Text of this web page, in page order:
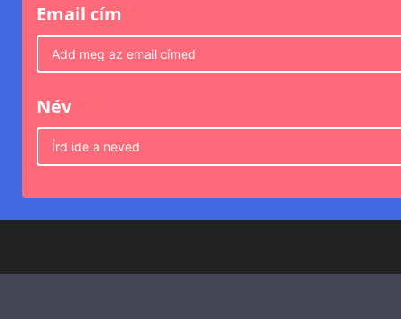
Email cím
Név